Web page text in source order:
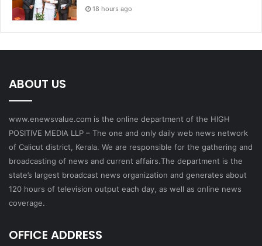
18 hours ago
ABOUT US
www.enewsvalue.com is the online department of the HIGH
POSITIVE MEDIA LLP – The one and only daily web news network
of Calicut district, Kerala. We are responsible for the gathering and
broadcasting of news and current affairs.The department is the
state’s largest broadcast news organization and generates about
120 hours of television output each day, as well as online news
coverage.
OFFICE ADDRESS